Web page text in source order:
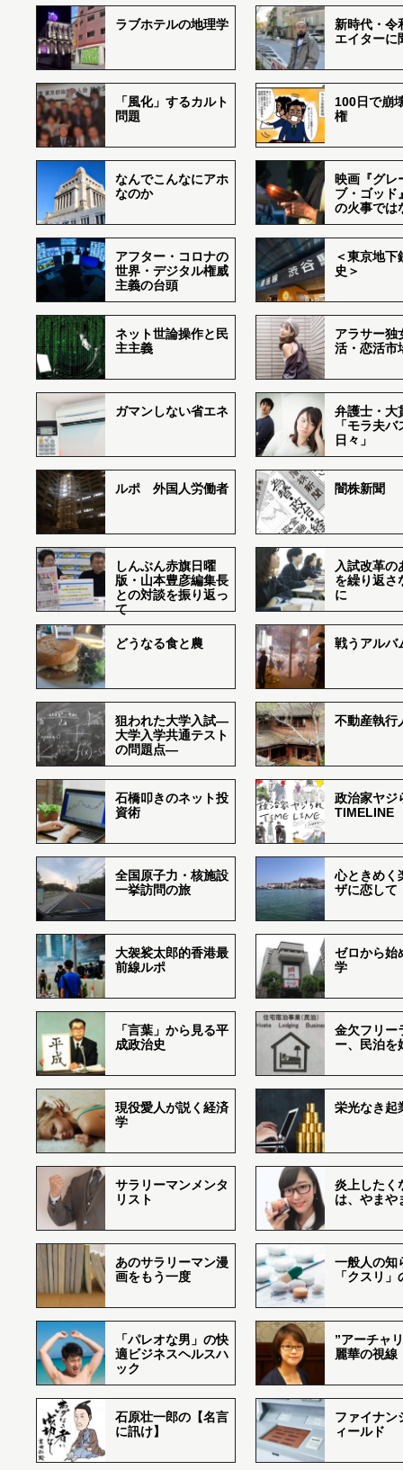
ラブホテルの地理学
新時代・令
エイターに
「風化」するカルト
問題
100日で崩
権
なんでこんなにアホ
なのか
映画『グレ
ブ・ゴッド
の火事では
アフター・コロナの
世界・デジタル権威
主義の台頭
＜東京地下
史＞
ネット世論操作と民
主主義
アラサー独
活・恋活市
ガマンしない省エネ
弁護士・大
「モラ夫
日々」
ルポ 外国人労働者 闇株新聞
しんぶん赤旗日曜
版・山本豊彦編集長
との対談を振り返っ
て
入試改革の
を繰り返さ
に
どうなる食と農 戦うアルバ
狙われた大学入試―
大学入学共通テスト
の問題点―
不動産執行
石橋叩きのネット投
資術
政治家ヤジ
TIMELINE
全国原子力・核施設
一挙訪問の旅
心ときめく
ザに恋して
大袈裟太郎的香港最
前線ルポ
ゼロから始
学
「言葉」から見る平
成政治史
金欠フリー
ー、民泊を
現役愛人が説く経済
学
栄光なき起
サラリーマンメンタ
リスト
炎上したく
は、やまや
あのサラリーマン漫
画をもう一度
一般人の知
「クスリ
「パレオな男」の快
適ビジネスヘルスハ
ック
”アーチャ
麗華の視線
石原壮一郎の【名言
に訊け】
ファイナン
ィールド